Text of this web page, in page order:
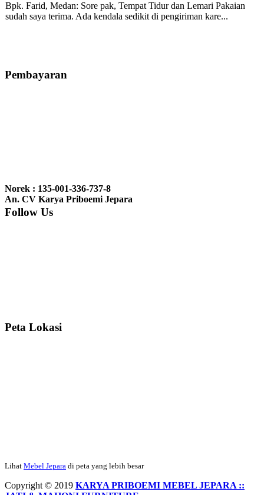
Bpk. Farid, Medan: Sore pak, Tempat Tidur dan Lemari Pakaian
sudah saya terima. Ada kendala sedikit di pengiriman kare...
bale2 dan kursi teras saya sudah saya terima dan p...
nyesel deh beli geby...
duconya bagus pak,...
Pembayaran
Norek : 135-001-336-737-8
An. CV Karya Priboemi Jepara
Follow Us
Peta Lokasi
Lihat Mebel Jepara di peta yang lebih besar
Copyright © 2019 KARYA PRIBOEMI MEBEL JEPARA ::